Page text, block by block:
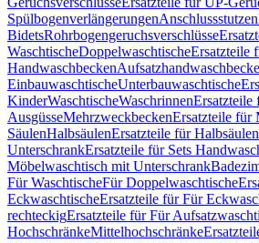
SpülbogenverlängerungenAnschlussstutzen
BidetsRohrbogengeruchsverschlüsse
WaschtischeDoppelwaschtischeErsatzteile
Handwaschbecken
EinbauwaschtischeUnterbauwaschtische
KinderWaschtischeWaschrinnenErsatzteile
AusgüsseMehrzweckbeckenErsatzteile für
SäulenHalbsäulenErsatzteile für Halbsäulen
UnterschrankErsatzteile für Sets
Möbelwaschtisch mit Unterschrank
Für WaschtischeFür Doppelwaschtische
EckwaschtischeErsatzteile für Für
rechteckigErsatzteile für Für
HochschränkeMittelhochschränke